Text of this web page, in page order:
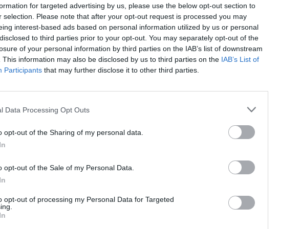
for targeted advertising by us, please use the below opt-out section to
selection. Please note that after your opt-out request is processed you may
interest-based ads based on personal information utilized by us or personal
to third parties prior to your opt-out. You may separately opt-out of the
of your personal information by third parties on the IAB’s list of downstream
This information may also be disclosed by us to third parties on the IAB’s List of
Participants that may further disclose it to other third parties.
Data Processing Opt Outs
opt-out of the Sharing of my personal data.
opt-out of the Sale of my Personal Data.
opt-out of processing my Personal Data for Targeted
ao mercado
seu veículo